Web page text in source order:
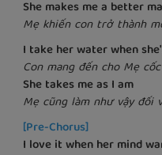
She makes me a better
Mẹ khiến con trở thành
I take her water when
Con mang đến cho Mẹ
She takes me as I am
Mẹ cũng làm như vậy đối
[Pre-Chorus]
I love it when her mind